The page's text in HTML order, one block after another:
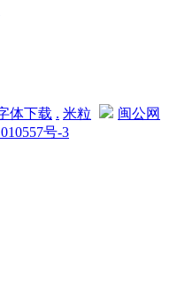
体下载 . 米粒
闽公网
号-3